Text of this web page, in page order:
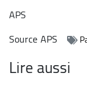
APS
SourceAPS
Lire aussi